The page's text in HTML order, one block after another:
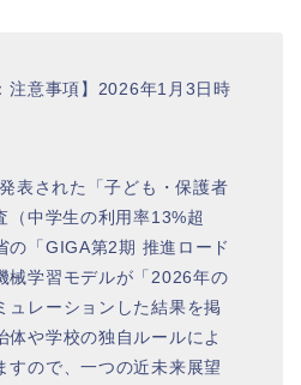
注意事項】2026年1月3日時
表された「子ども・保護者
（中学生の利用率13%超
の「GIGA第2期 推進ロード
械学習モデルが「2026年の
ュレーションした結果を掲
体や学校の独自ルールによ
すので、一つの近未来展望